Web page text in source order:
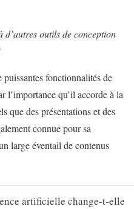
outils de conception
fonctionnalités de
l’importance qu’il accorde à la
que des présentations et des
connue pour sa
large éventail de contenus
artificielle change-t-elle